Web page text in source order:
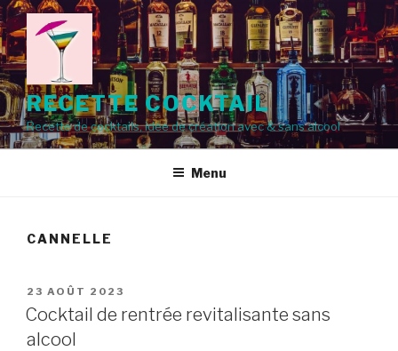
Aller
au
contenu
principal
RECETTE COCKTAIL
Recette de cocktails, idée de création avec & sans alcool
Menu
CANNELLE
PUBLIÉ
LE
23 AOÛT 2023
Cocktail de rentrée revitalisante sans
alcool